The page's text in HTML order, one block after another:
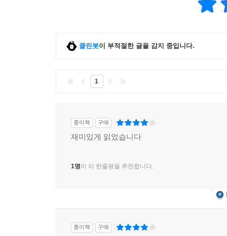
클린봇이 부적절한 글을 감지 중입니다.
1
종이책 구매
재미있게 읽었습니다
1명이 이 한줄평을 추천합니다.
종이책 구매